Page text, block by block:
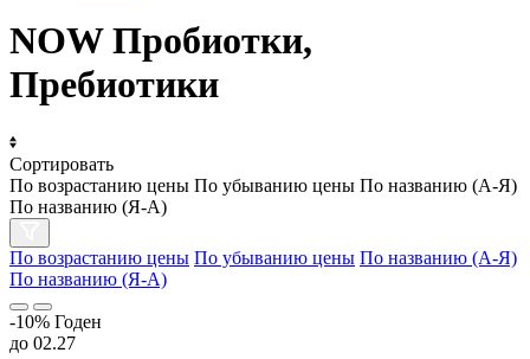
NOW Пробиотки,
Пребиотики
Сортировать
По возрастанию цены По убыванию цены По названию (А-Я)
По названию (Я-А)
По возрастанию цены По убыванию цены По названию (А-Я)
По названию (Я-А)
-10% Годен
до 02.27